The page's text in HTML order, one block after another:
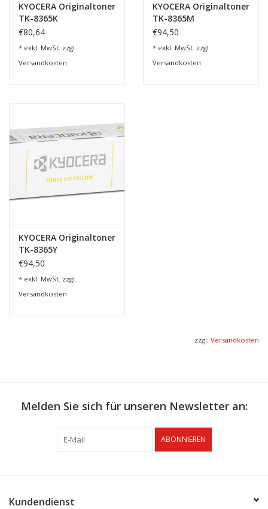
KYOCERA Originaltoner
TK-8365K
€80,64
* exkl. MwSt. zzgl.
Versandkosten
KYOCERA Originaltoner
TK-8365M
€94,50
* exkl. MwSt. zzgl.
Versandkosten
KYOCERA Originaltoner
TK-8365Y
€94,50
* exkl. MwSt. zzgl.
Versandkosten
zzgl. Versandkosten
Melden Sie sich für unseren Newsletter an:
ABONNIEREN
Kundendienst